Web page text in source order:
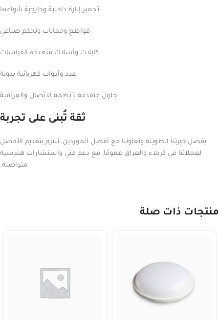
تجهيز إنارة داخلية وخارجية بأنواعها
قواطع وحمايات وتحكم صناعي
كابلات وأسلاك متعددة القياسات
عدد وأدوات كهربائية يدوية
حلول متقدمة لأنظمة الاتصال والمراقبة
ثقة تُبنى على تجربة
بفضل خبرتنا الطويلة وتعاوننا مع أفضل الموردين، نلتزم بتقديم الأفضل
لعملائنا في كربلاء والعراق عمومًا، مع دعم فني واستشارات هندسية
متواصلة.
منتجات ذات صلة